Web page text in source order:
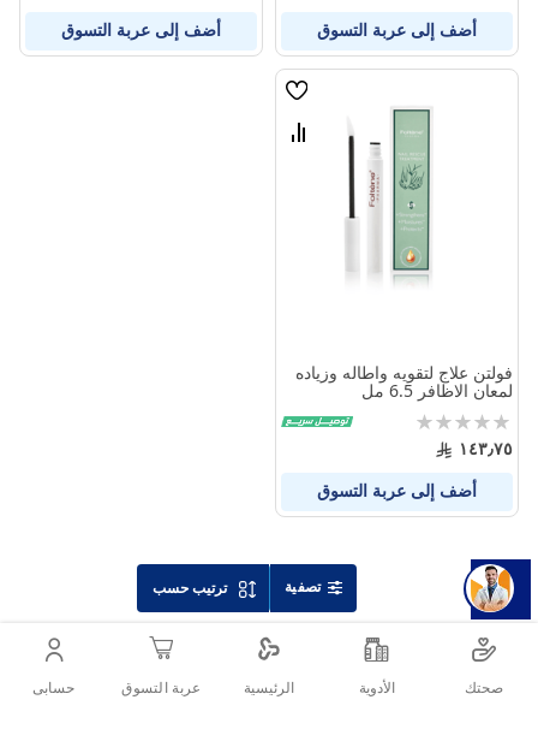
ترتيب حسب
أضف إلى عربة التسوق أضف إلى عربة التسوق
قائمة
قارن
فولتن علاج لتقويه واطاله وزياده
لمعان الاظافر 6.5 مل
Rating:
0%
١٤٣٫٧٥
أضف إلى عربة التسوق
تصفية
صحتك الأدوية الرئيسية عربة التسوق حسابى